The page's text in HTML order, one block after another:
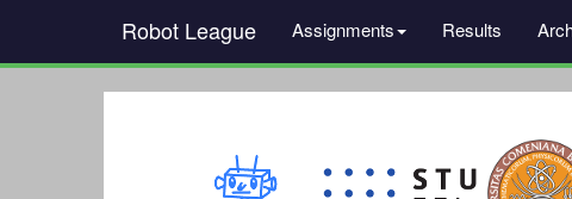
Robot League Assignments Results